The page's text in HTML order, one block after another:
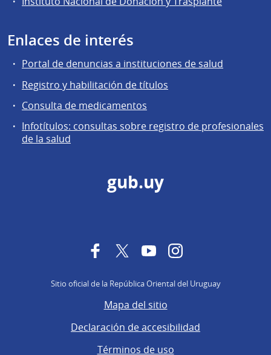
Enlaces de interés
Portal de denuncias a instituciones de salud
Registro y habilitación de títulos
Consulta de medicamentos
Infotítulos: consultas sobre registro de profesionales
de la salud
gub.uy
FacebookTwitterYouTubeInstagram
Sitio oficial de la República Oriental del Uruguay
Mapa del sitio
Declaración de accesibilidad
Términos de uso